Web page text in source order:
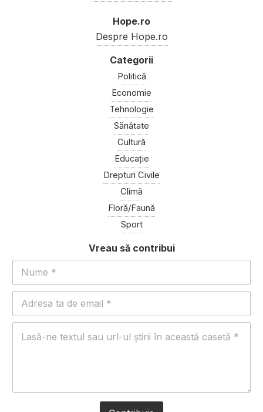
Hope.ro
Despre Hope.ro
Politică
Economie
Tehnologie
Sănătate
Cultură
Educație
Drepturi Civile
Climă
Floră/Faună
Sport